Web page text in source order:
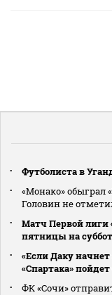
Футболиста в
«Монако» обыграл
Головин не
Матч Первой лиги
пятницы на
«Если Даку начнет
«Спартака»
ФК «Сочи»